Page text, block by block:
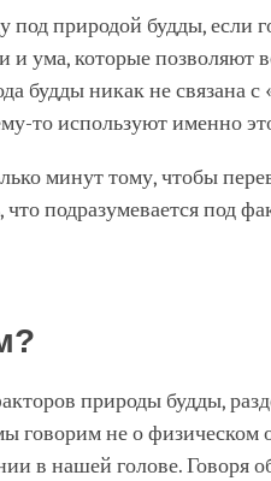
под природой будды, если
и ума, которые позволяют
будды никак не связана
то используют именно
минут тому, чтобы
что подразумевается под
природы будды,
говорим не о физическом
в нашей голове. Говоря